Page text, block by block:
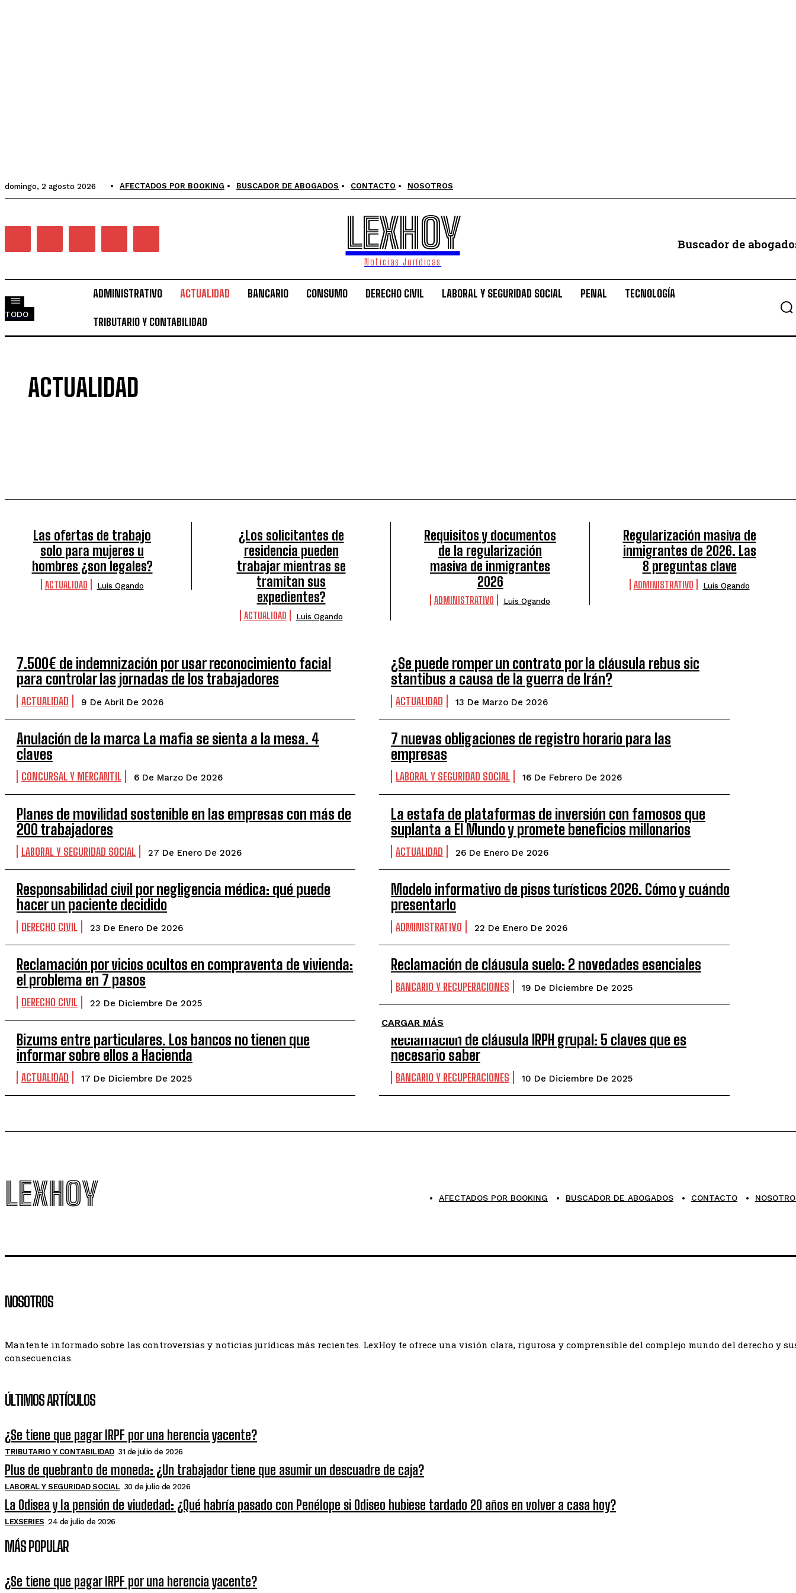
domingo, 2 agosto 2026 AFECTADOS POR BOOKING BUSCADOR DE ABOGADOS CONTACTO NOSOTROS
LEXHOY
Noticias Jurídicas
Buscador de
TODO
ADMINISTRATIVO ACTUALIDAD BANCARIO CONSUMO DERECHO CIVIL LABORAL Y SEGURIDAD SOCIAL PENAL TECNOLOGÍA
TRIBUTARIO Y CONTABILIDAD
ACTUALIDAD
Las ofertas de trabajo
solo para mujeres u
hombres ¿son legales?
ACTUALIDAD Luis Ogando
¿Los solicitantes de
residencia pueden
trabajar mientras se
tramitan sus
expedientes?
ACTUALIDAD Luis Ogando
Requisitos y documentos
de la regularización
masiva de inmigrantes
2026
ADMINISTRATIVO Luis Ogando
Regularización masiva de
inmigrantes de 2026. Las
8 preguntas clave
ADMINISTRATIVO Luis Ogando
7.500€ de indemnización por usar reconocimiento facial
para controlar las jornadas de los trabajadores
ACTUALIDAD 9 De Abril De 2026
¿Se puede romper un contrato por la cláusula rebus sic
stantibus a causa de la guerra de Irán?
ACTUALIDAD 13 De Marzo De 2026
Anulación de la marca La mafia se sienta a la mesa. 4
claves
CONCURSAL Y MERCANTIL 6 De Marzo De 2026
7 nuevas obligaciones de registro horario para las
empresas
LABORAL Y SEGURIDAD SOCIAL 16 De Febrero De 2026
Planes de movilidad sostenible en las empresas con más de
200 trabajadores
LABORAL Y SEGURIDAD SOCIAL 27 De Enero De 2026
La estafa de plataformas de inversión con famosos que
suplanta a El Mundo y promete beneficios millonarios
ACTUALIDAD 26 De Enero De 2026
Responsabilidad civil por negligencia médica: qué puede
hacer un paciente decidido
DERECHO CIVIL 23 De Enero De 2026
Modelo informativo de pisos turísticos 2026. Cómo y cuándo
presentarlo
ADMINISTRATIVO 22 De Enero De 2026
Reclamación por vicios ocultos en compraventa de vivienda:
el problema en 7 pasos
DERECHO CIVIL 22 De Diciembre De 2025
Reclamación de cláusula suelo: 2 novedades esenciales
BANCARIO Y RECUPERACIONES 19 De Diciembre De 2025
Bizums entre particulares. Los bancos no tienen que
informar sobre ellos a Hacienda
ACTUALIDAD 17 De Diciembre De 2025
Reclamación de cláusula IRPH grupal: 5 claves que es
necesario saber
BANCARIO Y RECUPERACIONES 10 De Diciembre De 2025
CARGAR MÁS
LEXHOY AFECTADOS POR BOOKING BUSCADOR DE ABOGADOS CONTACTO
NOSOTROS
Mantente informado sobre las controversias y noticias jurídicas más recientes. LexHoy te ofrece una visión clara, rigurosa y comprensible del complejo mundo del derecho y
consecuencias.
ÚLTIMOS ARTÍCULOS
¿Se tiene que pagar IRPF por una herencia yacente?
TRIBUTARIO Y CONTABILIDAD 31 de julio de 2026
Plus de quebranto de moneda: ¿Un trabajador tiene que asumir un descuadre de caja?
LABORAL Y SEGURIDAD SOCIAL 30 de julio de 2026
La Odisea y la pensión de viudedad: ¿Qué habría pasado con Penélope si Odiseo hubiese tardado 20 años en volver a casa hoy?
LEXSERIES 24 de julio de 2026
MÁS POPULAR
¿Se tiene que pagar IRPF por una herencia yacente?